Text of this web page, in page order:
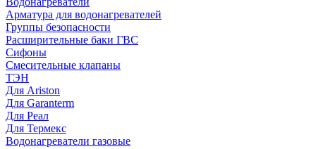
Арматура для водонагревателей
Группы безопасности
Расширительные баки ГВС
Сифоны
Смесительные клапаны
ТЭН
Для Ariston
Для Garanterm
Для Реал
Для Термекс
Водонагреватели газовые